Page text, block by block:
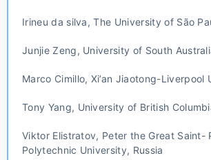
Irineu da silva, The University of São
Junjie Zeng, University of South
Marco Cimillo, Xi’an Jiaotong-Liverpool
Tony Yang, University of British
Viktor Elistratov, Peter the Great Saint-
Polytechnic University, Russia